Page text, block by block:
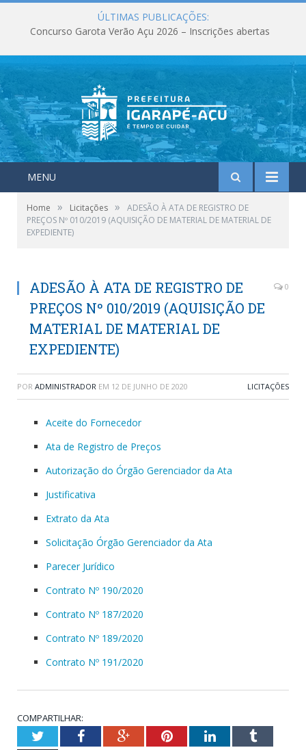
ÚLTIMAS PUBLICAÇÕES:
Concurso Garota Verão Açu 2026 – Inscrições abertas
MENU
Home » Licitações »
ADESÃO À ATA DE REGISTRO DE
PREÇOS Nº 010/2019 (AQUISIÇÃO DE MATERIAL DE MATERIAL DE
EXPEDIENTE)
ADESÃO À ATA DE REGISTRO DE
PREÇOS Nº 010/2019 (AQUISIÇÃO DE
MATERIAL DE MATERIAL DE
EXPEDIENTE)
0
POR ADMINISTRADOR EM 12 DE JUNHO DE 2020 LICITAÇÕES
Aceite do Fornecedor
Ata de Registro de Preços
Autorização do Órgão Gerenciador da Ata
Justificativa
Extrato da Ata
Solicitação Órgão Gerenciador da Ata
Parecer Jurídico
Contrato Nº 190/2020
Contrato Nº 187/2020
Contrato Nº 189/2020
Contrato Nº 191/2020
COMPARTILHAR:
TwitterFacebookGoogle+PinterestLinkedInTumblr